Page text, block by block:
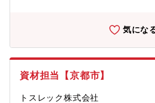
気にな
資材担当【京都市】
トスレック株式会社